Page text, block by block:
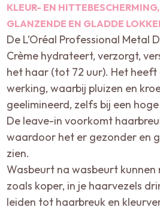
KLEUR- EN
GLANZENDE EN GLADDE
De L’Oréal Professional Metal
Crème hydrateert, verzorgt,
het haar (tot 72 uur). Het
werking, waarbij pluizen en
geelimineerd, zelfs bij een
De leave-in voorkomt
waardoor het er gezonder en
zien.
Wasbeurt na wasbeurt
zoals koper, in je haarvezels
leiden tot haarbreuk en